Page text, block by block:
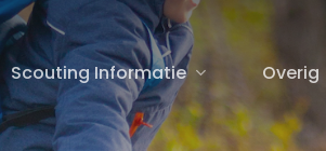
Scouting Informatie Overig